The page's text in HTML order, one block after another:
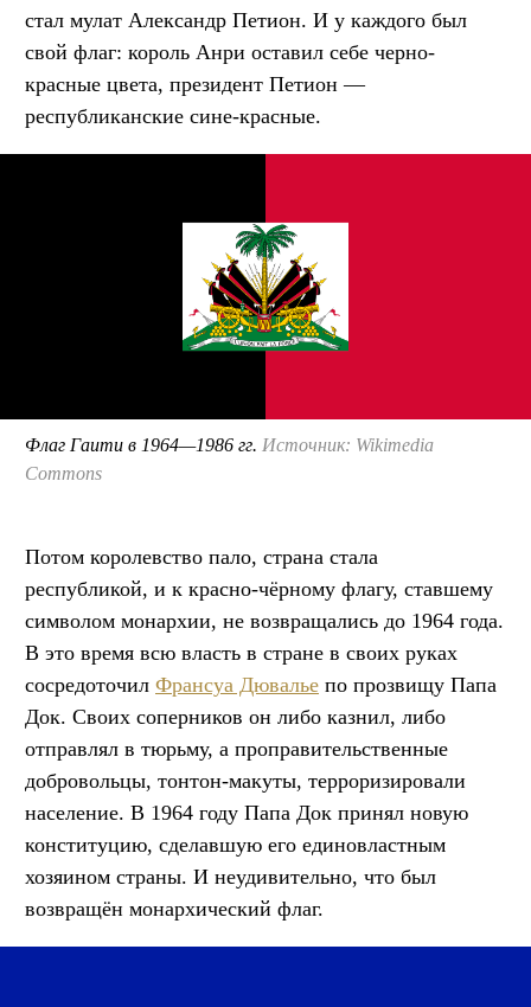
стал мулат Александр Петион. И у каждого был
свой флаг: король Анри оставил себе черно-
красные цвета, президент Петион —
республиканские сине-красные.
Флаг Гаити в 1964—1986 гг. Источник: Wikimedia
Commons
Потом королевство пало, страна стала
республикой, и к красно-чёрному флагу, ставшему
символом монархии, не возвращались до 1964 года.
В это время всю власть в стране в своих руках
сосредоточил Франсуа Дювалье по прозвищу Папа
Док. Своих соперников он либо казнил, либо
отправлял в тюрьму, а проправительственные
добровольцы, тонтон-макуты, терроризировали
население. В 1964 году Папа Док принял новую
конституцию, сделавшую его единовластным
хозяином страны. И неудивительно, что был
возвращён монархический флаг.